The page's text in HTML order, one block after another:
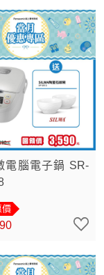
電腦電子鍋 SR-
價